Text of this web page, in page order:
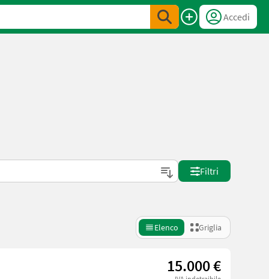
Accedi
Filtri
Elenco Griglia
15.000 €